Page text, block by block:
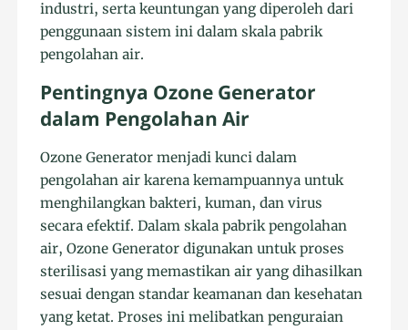
industri, serta keuntungan yang diperoleh dari
penggunaan sistem ini dalam skala pabrik
pengolahan air.
Pentingnya Ozone Generator
dalam Pengolahan Air
Ozone Generator menjadi kunci dalam
pengolahan air karena kemampuannya untuk
menghilangkan bakteri, kuman, dan virus
secara efektif. Dalam skala pabrik pengolahan
air, Ozone Generator digunakan untuk proses
sterilisasi yang memastikan air yang dihasilkan
sesuai dengan standar keamanan dan kesehatan
yang ketat. Proses ini melibatkan penguraian